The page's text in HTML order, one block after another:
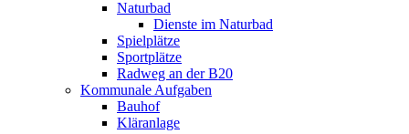
Naturbad
Dienste im Naturbad
Spielplätze
Sportplätze
Radweg an der B20
Kommunale Aufgaben
Bauhof
Kläranlage